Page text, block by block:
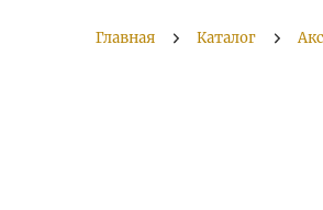
Главная Каталог